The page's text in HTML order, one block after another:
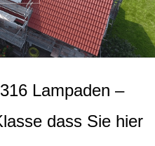
Lampaden –
dass Sie hier